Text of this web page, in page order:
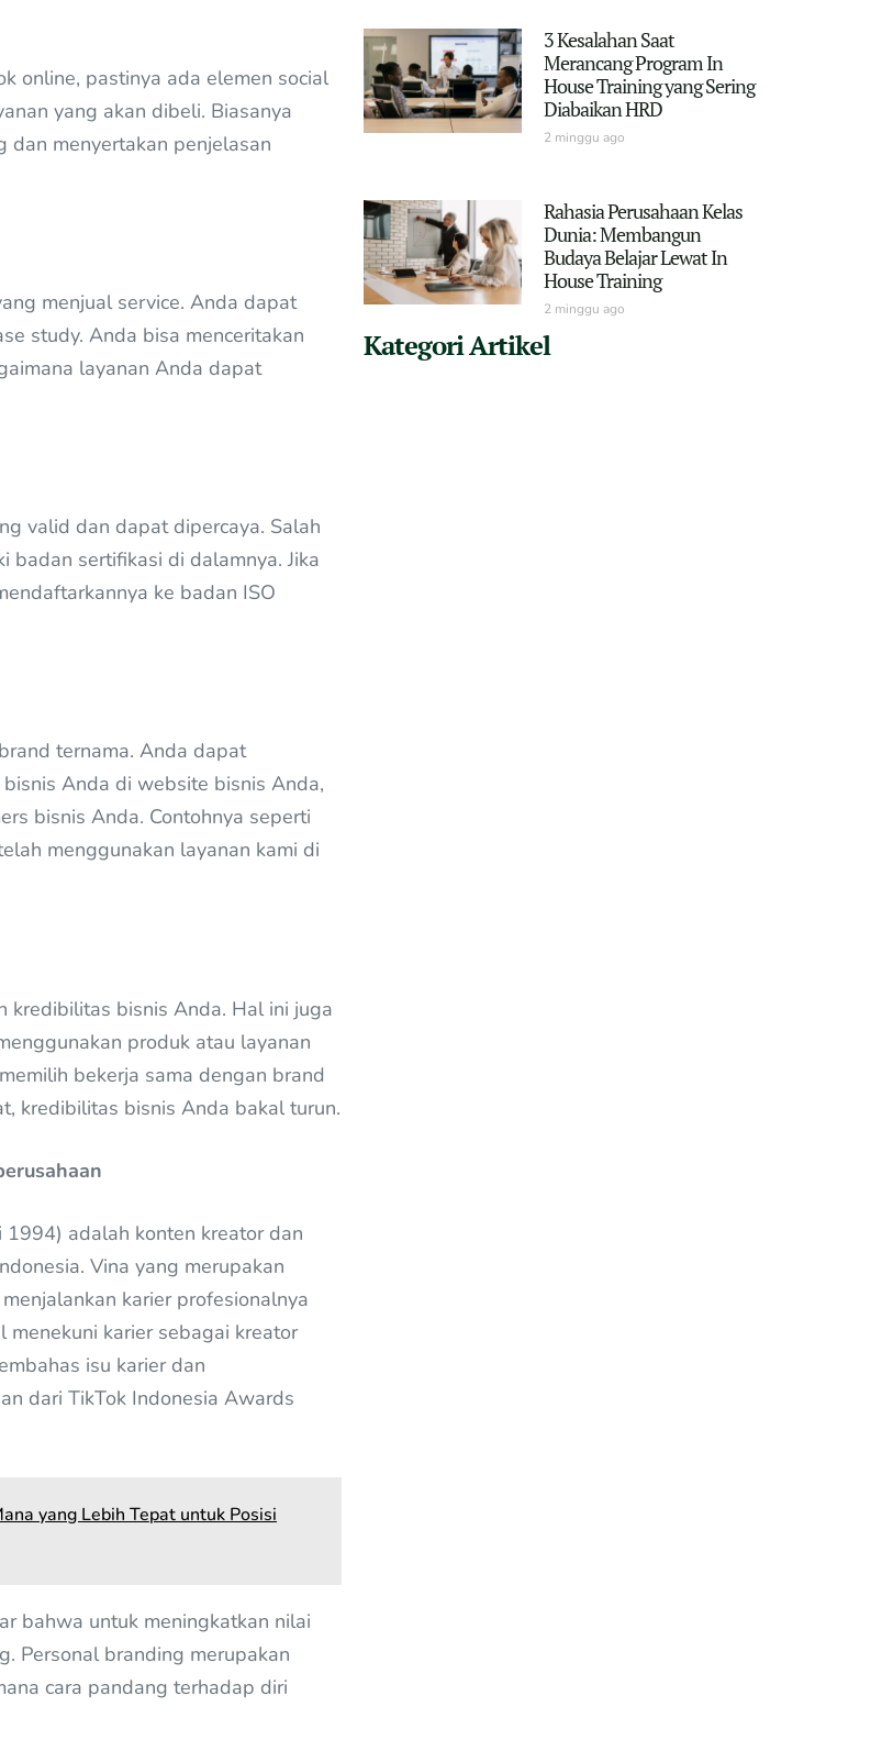
online, pastinya ada elemen social
yang akan dibeli. Biasanya
menyertakan penjelasan
menjual service. Anda dapat
study. Anda bisa menceritakan
layanan Anda dapat
valid dan dapat dipercaya. Salah
badan sertifikasi di dalamnya. Jika
ke badan ISO
ternama. Anda dapat
Anda di website bisnis Anda,
bisnis Anda. Contohnya seperti
menggunakan layanan kami di
kredibilitas bisnis Anda. Hal ini juga
produk atau layanan
bekerja sama dengan brand
kredibilitas bisnis Anda bakal turun.
1994) adalah konten kreator dan
Vina yang merupakan
karier profesionalnya
karier sebagai kreator
isu karier dan
dari TikTok Indonesia Awards
yang Lebih Tepat untuk Posisi
bahwa untuk meningkatkan nilai
Personal branding merupakan
cara pandang terhadap diri
3 Kesalahan Saat
Merancang Program In
House Training yang Sering
Diabaikan HRD
2 minggu ago
Rahasia Perusahaan Kelas
Dunia: Membangun
Budaya Belajar Lewat In
House Training
2 minggu ago
Kategori Artikel